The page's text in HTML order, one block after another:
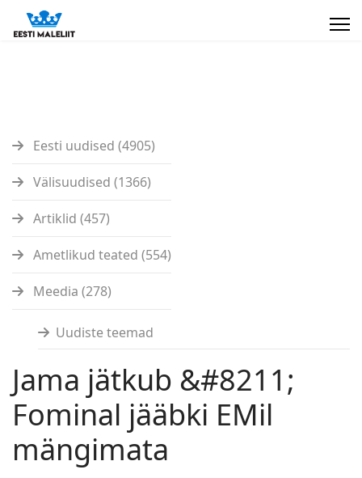
Eesti uudised (4905)
Välisuudised (1366)
Artiklid (457)
Ametlikud teated (554)
Meedia (278)
Uudiste teemad
Jama jätkub &#8211;
Fominal jääbki EMil
mängimata